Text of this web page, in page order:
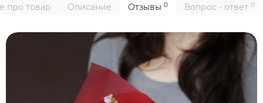
про товар Описание Отзывы 0 Вопрос - ответ 0